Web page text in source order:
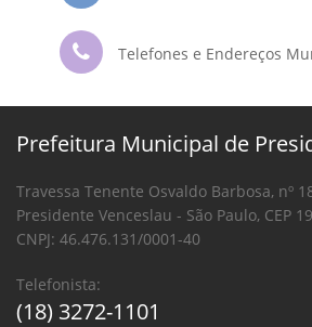
Telefones e Endereços
Prefeitura Municipal de
Travessa Tenente Osvaldo Barbosa, nº
Presidente Venceslau - São Paulo, CEP
CNPJ: 46.476.131/0001-40
Telefonista:
(18) 3272-1101